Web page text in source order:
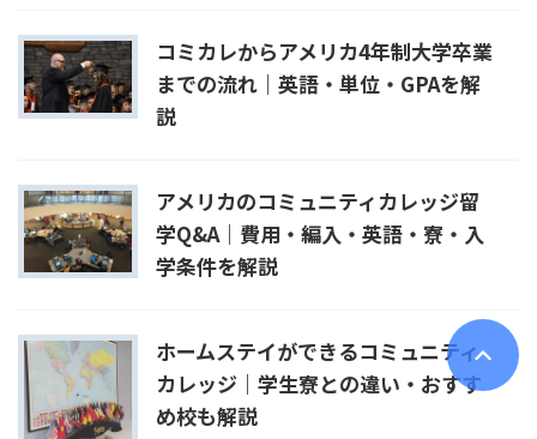
コミカレからアメリカ4年制大学卒業
までの流れ｜英語・単位・GPAを解
説
アメリカのコミュニティカレッジ留
学Q&A｜費用・編入・英語・寮・入
学条件を解説
ホームステイができるコミュニティ
カレッジ｜学生寮との違い・おすす
め校も解説